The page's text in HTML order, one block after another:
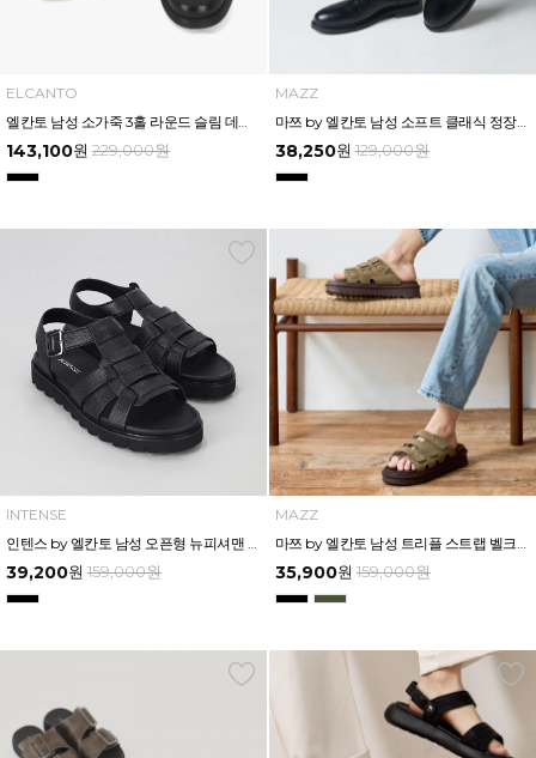
ELCANTO
143,100원 229,000원
MAZZ
마쯔 by 엘칸토 남성 소프트 클래식 정장화 2.5cm LCMD17M239
38,250원 129,000원
INTENSE
39,200원 159,000원
MAZZ
35,900원 159,000원